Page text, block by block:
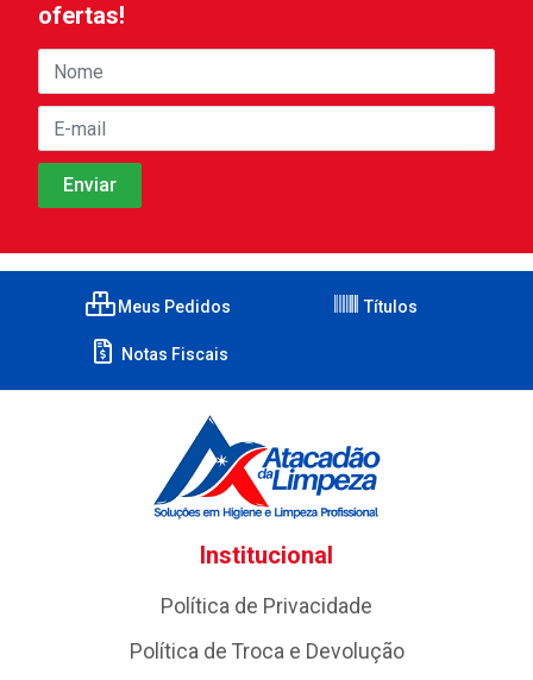
ofertas!
Meus Pedidos Títulos
Notas Fiscais
Institucional
Política de Privacidade
Política de Troca e Devolução